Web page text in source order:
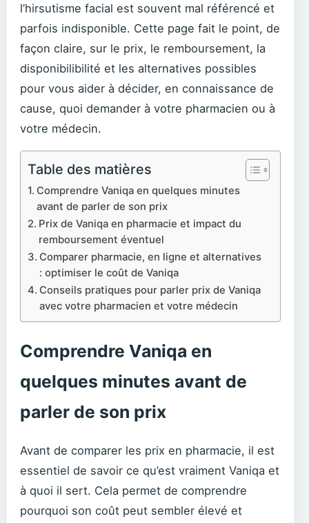
l’hirsutisme facial est souvent mal référencé et
parfois indisponible. Cette page fait le point, de
façon claire, sur le prix, le remboursement, la
disponibilibilité et les alternatives possibles
pour vous aider à décider, en connaissance de
cause, quoi demander à votre pharmacien ou à
votre médecin.
Table des matières
Comprendre Vaniqa en quelques minutes
avant de parler de son prix
Prix de Vaniqa en pharmacie et impact du
remboursement éventuel
Comparer pharmacie, en ligne et alternatives
: optimiser le coût de Vaniqa
Conseils pratiques pour parler prix de Vaniqa
avec votre pharmacien et votre médecin
Comprendre Vaniqa en
quelques minutes avant de
parler de son prix
Avant de comparer les prix en pharmacie, il est
essentiel de savoir ce qu’est vraiment Vaniqa et
à quoi il sert. Cela permet de comprendre
pourquoi son coût peut sembler élevé et